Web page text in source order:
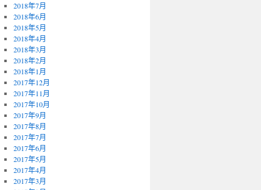
2018年7月
2018年6月
2018年5月
2018年4月
2018年3月
2018年2月
2018年1月
2017年12月
2017年11月
2017年10月
2017年9月
2017年8月
2017年7月
2017年6月
2017年5月
2017年4月
2017年3月